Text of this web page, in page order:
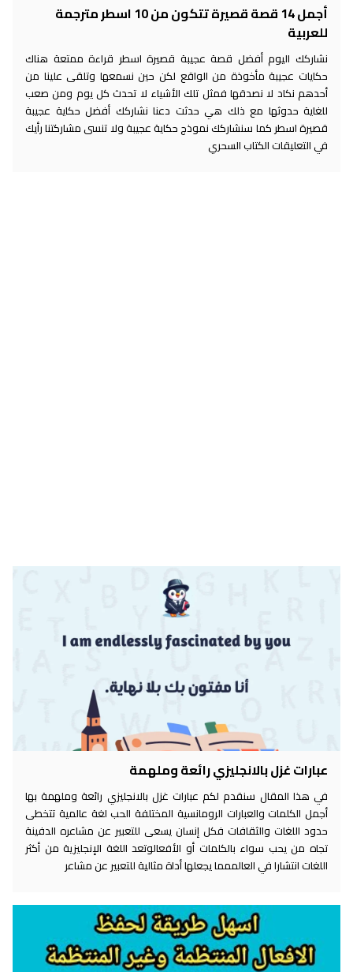
أجمل 14 قصة قصيرة تتكون من 10 اسطر مترجمة
للعربية
نشاركك اليوم أفضل قصة عجيبة قصيرة اسطر قراءة ممتعة هناك
حكايات عجيبة مأخوذة من الواقع لكن حين نسمعها وتلقى علينا من
أحدهم نكاد لا نصدقها فمثل تلك الأشياء لا تحدث كل يوم ومن صعب
للغاية حدوثها مع ذلك هي حدثت دعنا نشاركك أفضل حكاية عجيبة
قصيرة اسطر كما سنشاركك نموذج حكاية عجيبة ولا تنسى مشاركتنا رأيك
في التعليقات الكتاب السحري
عبارات غزل بالانجليزي رائعة وملهمة
في هذا المقال سنقدم لكم عبارات غزل بالانجليزي رائعة وملهمة بها
أجمل الكلمات والعبارات الرومانسية المختلفة الحب لغة عالمية تتخطى
حدود اللغات والثقافات فكل إنسان يسعى للتعبير عن مشاعره الدفينة
تجاه من يحب سواء بالكلمات أو الأفعالوتعد اللغة الإنجليزية من أكثر
اللغات انتشارا في العالممما يجعلها أداة مثالية للتعبير عن مشاعر